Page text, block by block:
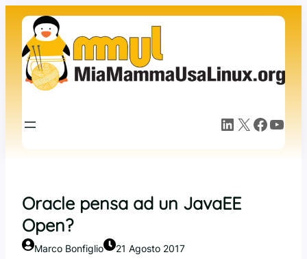
contenuto
LinkedIn X Facebook YouTube
Oracle pensa ad un JavaEE
Open?
Marco Bonfiglio 21 Agosto 2017